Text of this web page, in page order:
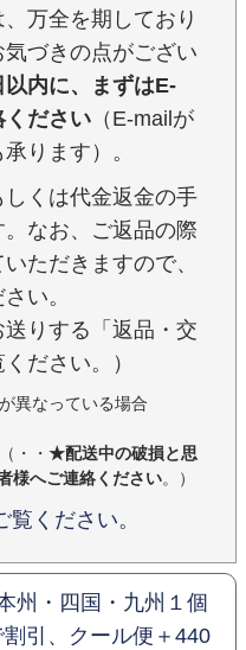
万全を期しており
づきの点がござい
内に、まずはE-
ださい （E-mailが
ります）。
しくは代金返金の手
なお、ご返品の際
ただきますので、
い。
送りする「返品・交
ださい。）
異なっている場合
・・ ★配送中の破損と思
様へご連絡ください。）
ください。
州・四国・九州１個
割引、クール便＋440